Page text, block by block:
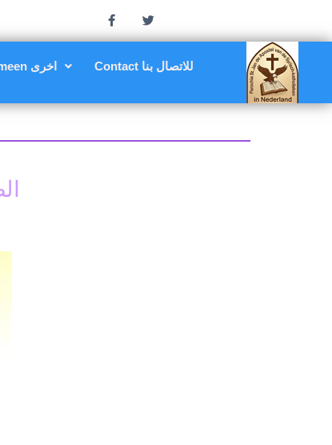
Algemeen اخرى Contact للاتصال بنا